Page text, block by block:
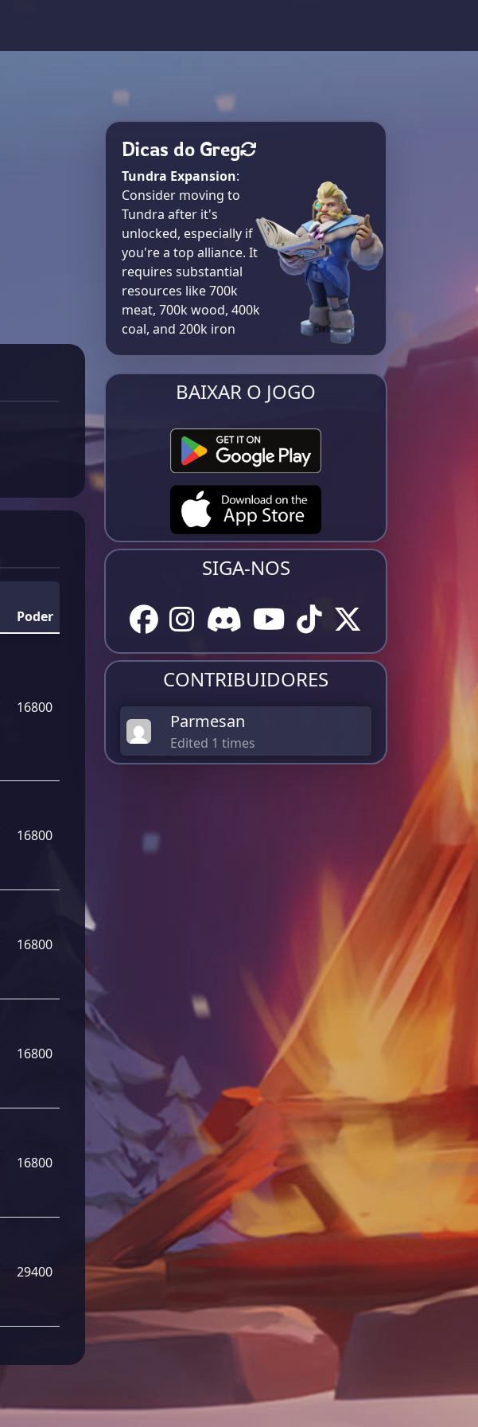
Poder
16800
16800
16800
16800
16800
29400
Dicas do Greg
Tundra Expansion:
Consider moving to
Tundra after it's
unlocked, especially if
you're a top alliance. It
requires substantial
resources like 700k
meat, 700k wood, 400k
coal, and 200k iron​
BAIXAR O JOGO
SIGA-NOS
CONTRIBUIDORES
Parmesan
Edited 1 times